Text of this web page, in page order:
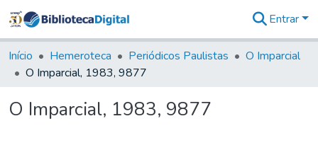
&
Coleções
Tudo na
Digital
Entrar
Início Hemeroteca Periódicos Paulistas
O Imparcial
O Imparcial, 1983, 9877
O Imparcial, 1983, 9877